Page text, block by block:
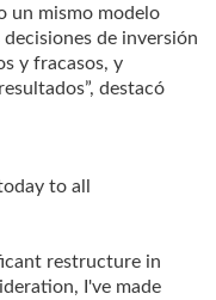
un mismo modelo
de inversión
y fracasos, y
destacó
to all
restructure in
I've made